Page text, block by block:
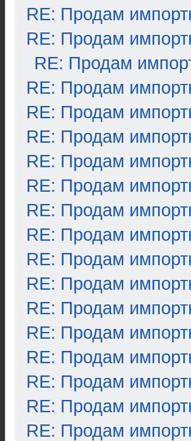
RE: Продам
RE: Продам
RE: Продам
RE: Продам
RE: Продам
RE: Продам
RE: Продам
RE: Продам
RE: Продам
RE: Продам
RE: Продам
RE: Продам
RE: Продам
RE: Продам
RE: Продам
RE: Продам
RE: Продам
RE: Продам